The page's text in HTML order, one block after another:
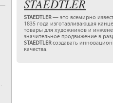
STAEDTLER
STAEDTLER— это всемирно
1835 года изготавливающая
товары для художников и
значительное продвижение в
STAEDTLERсоздавать
качества.